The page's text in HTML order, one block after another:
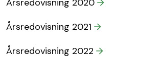
Årsredovisning 2020
Årsredovisning 2021
Årsredovisning 2022